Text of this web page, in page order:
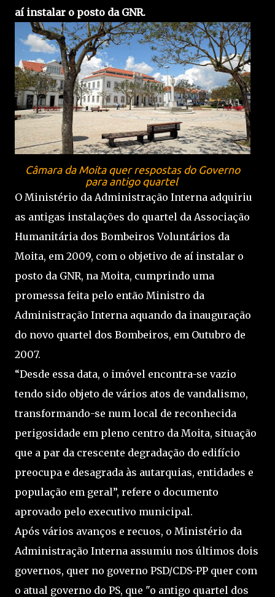
aí instalar o posto da GNR.
Câmara da Moita quer respostas do Governo
para antigo quartel
O Ministério da Administração Interna adquiriu
as antigas instalações do quartel da Associação
Humanitária dos Bombeiros Voluntários da
Moita, em 2009, com o objetivo de aí instalar o
posto da GNR, na Moita, cumprindo uma
promessa feita pelo então Ministro da
Administração Interna aquando da inauguração
do novo quartel dos Bombeiros, em Outubro de
2007.
“Desde essa data, o imóvel encontra-se vazio
tendo sido objeto de vários atos de vandalismo,
transformando-se num local de reconhecida
perigosidade em pleno centro da Moita, situação
que a par da crescente degradação do edifício
preocupa e desagrada às autarquias, entidades e
população em geral”, refere o documento
aprovado pelo executivo municipal.
Após vários avanços e recuos, o Ministério da
Administração Interna assumiu nos últimos dois
governos, quer no governo PSD/CDS-PP quer com
o atual governo do PS, que "o antigo quartel dos